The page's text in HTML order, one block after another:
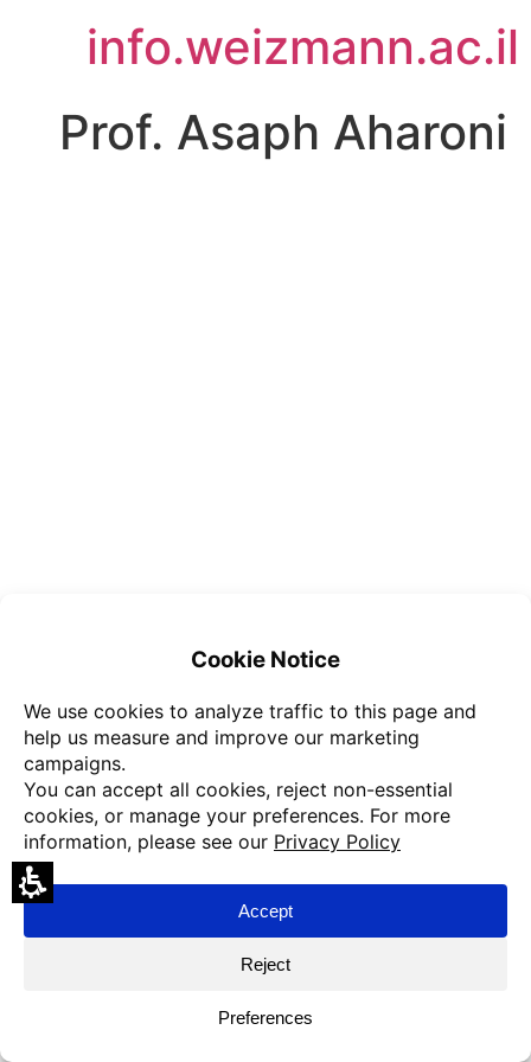
לתוכןinfo.weizmann.ac.il
Prof. Asaph Aharoni